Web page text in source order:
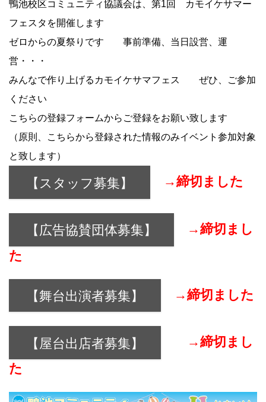
鴨池校区コミュニティ協議会は、第1回 カモイケサマー
フェスタを開催します
ゼロからの夏祭りです 事前準備、当日設営、運
営・・・
みんなで作り上げるカモイケサマフェス ぜひ、ご参加
ください
こちらの登録フォームからご登録をお願い致します
（原則、こちらから登録された情報のみイベント参加対象
と致します）
【スタッフ募集】 →締切ました
【広告協賛団体募集】
→締切まし
た
【舞台出演者募集】 →締切ました
【屋台出店者募集】
→締切まし
た